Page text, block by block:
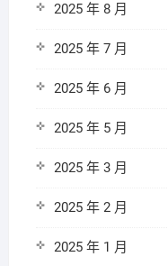
2025 年 8 月
2025 年 7 月
2025 年 6 月
2025 年 5 月
2025 年 3 月
2025 年 2 月
2025 年 1 月